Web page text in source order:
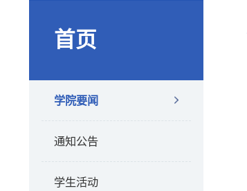
首页
学院要闻
通知公告
学生活动